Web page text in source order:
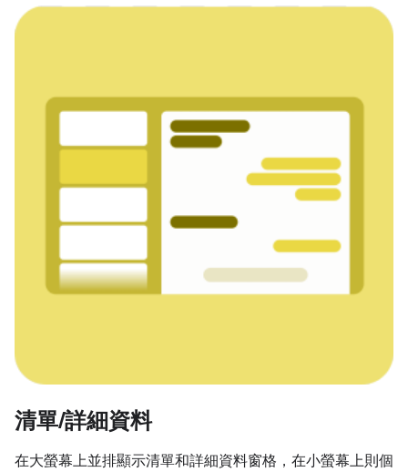
清單/詳細資料
在大螢幕上並排顯示清單和詳細資料窗格，在小螢幕上則個